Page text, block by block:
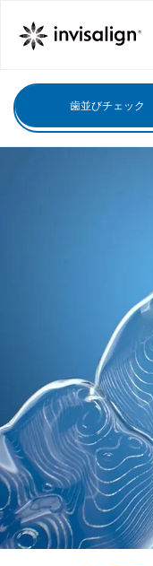
歯並びチェック